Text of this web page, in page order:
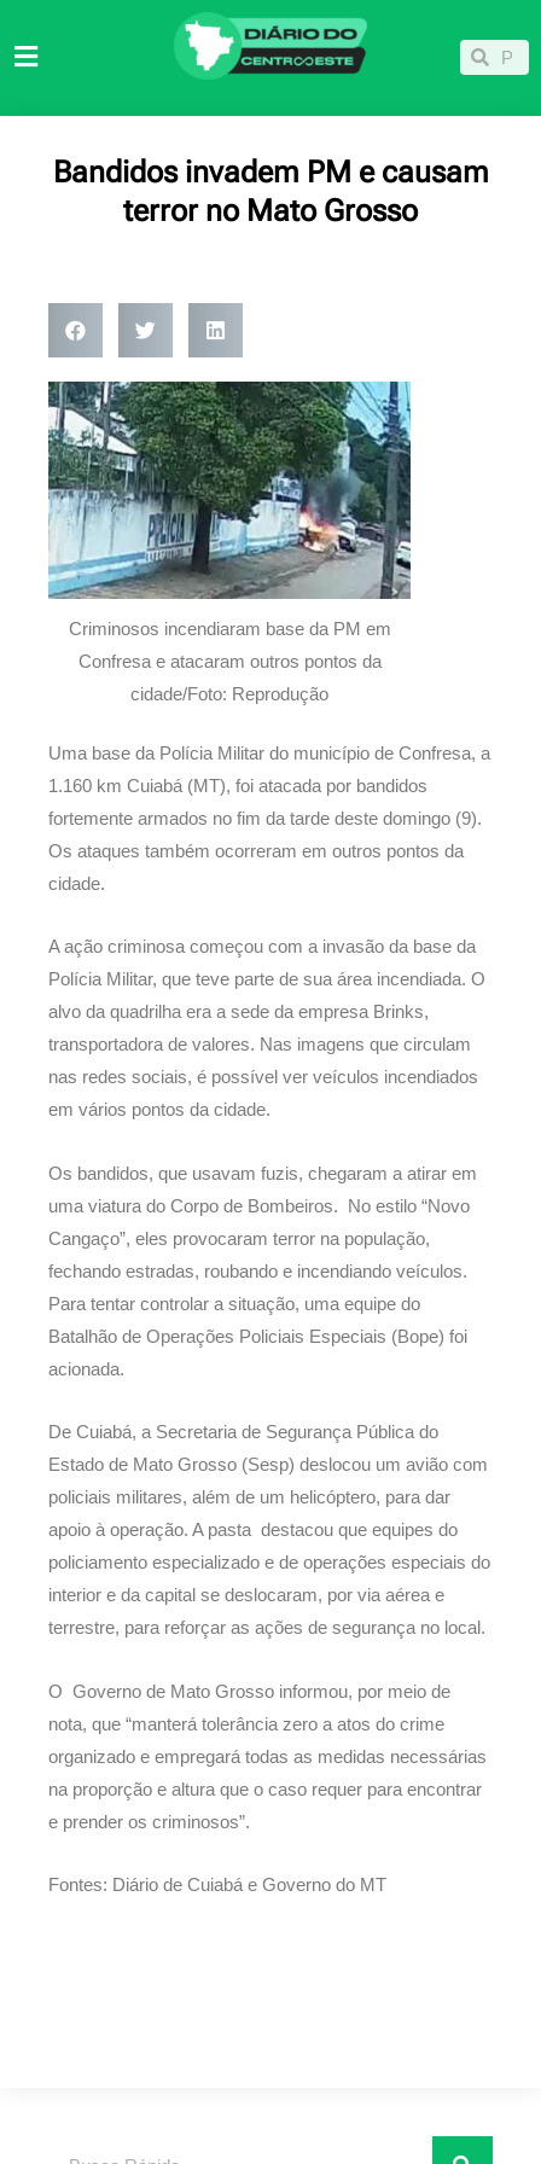
para
Pesquisar
Bandidos invadem PM e causam
terror no Mato Grosso
Criminosos incendiaram base da PM em
Confresa e atacaram outros pontos da
cidade/Foto: Reprodução
Uma base da Polícia Militar do município de Confresa, a
1.160 km Cuiabá (MT), foi atacada por bandidos
fortemente armados no fim da tarde deste domingo (9).
Os ataques também ocorreram em outros pontos da
cidade.
A ação criminosa começou com a invasão da base da
Polícia Militar, que teve parte de sua área incendiada. O
alvo da quadrilha era a sede da empresa Brinks,
transportadora de valores. Nas imagens que circulam
nas redes sociais, é possível ver veículos incendiados
em vários pontos da cidade.
Os bandidos, que usavam fuzis, chegaram a atirar em
uma viatura do Corpo de Bombeiros. No estilo “Novo
Cangaço”, eles provocaram terror na população,
fechando estradas, roubando e incendiando veículos.
Para tentar controlar a situação, uma equipe do
Batalhão de Operações Policiais Especiais (Bope) foi
acionada.
De Cuiabá, a Secretaria de Segurança Pública do
Estado de Mato Grosso (Sesp) deslocou um avião com
policiais militares, além de um helicóptero, para dar
apoio à operação. A pasta destacou que equipes do
policiamento especializado e de operações especiais do
interior e da capital se deslocaram, por via aérea e
terrestre, para reforçar as ações de segurança no local.
O Governo de Mato Grosso informou, por meio de
nota, que “manterá tolerância zero a atos do crime
organizado e empregará todas as medidas necessárias
na proporção e altura que o caso requer para encontrar
e prender os criminosos”.
Fontes: Diário de Cuiabá e Governo do MT